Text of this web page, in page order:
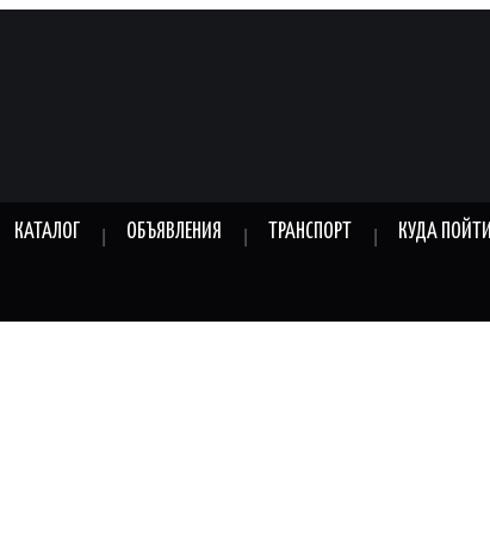
КАТАЛОГ ОБЪЯВЛЕНИЯ ТРАНСПОРТ КУДА ПОЙТИ